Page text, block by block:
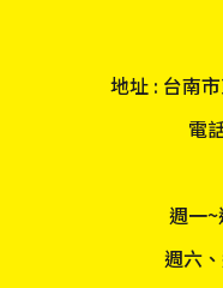
地址 : 台南
電
週一
週六